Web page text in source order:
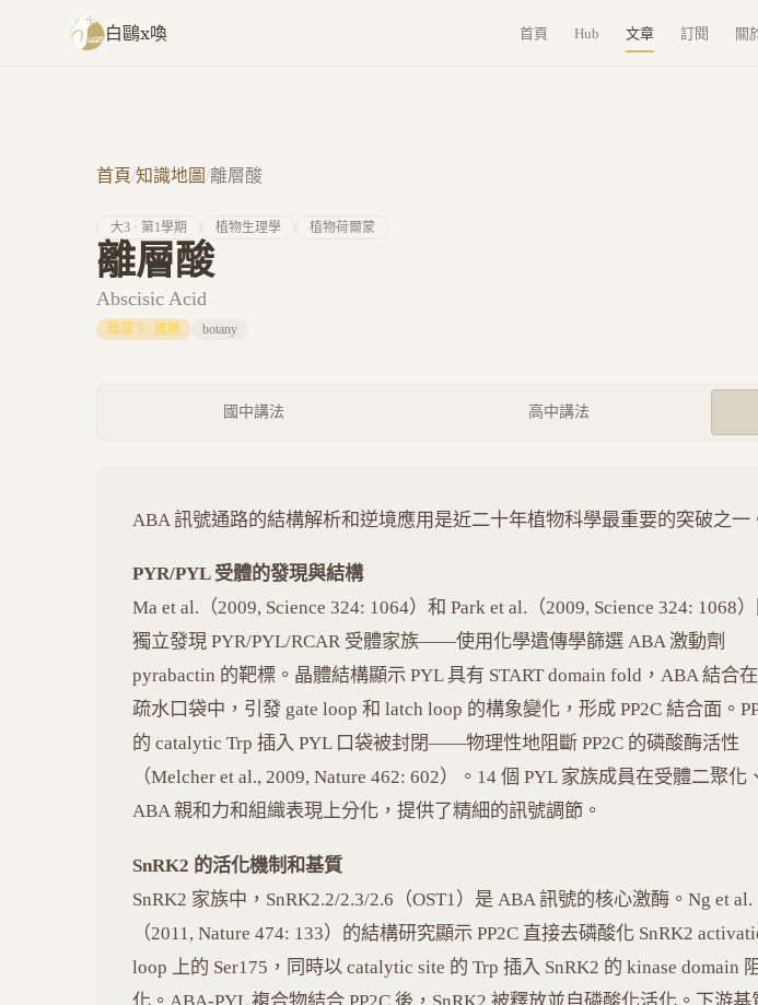
跳至主要內容
白鷗x喚 首頁 Hub 文章 訂閱 關
首頁/知識地圖/離層酸
大3 · 第1學期 植物生理學 植物荷爾蒙
離層酸
Abscisic Acid
難度 3 · 進階 botany
國中講法 高中講法
ABA 訊號通路的結構解析和逆境應用是近二十年植物科學最重要的突破之一
PYR/PYL 受體的發現與結構
Ma et al.（2009, Science 324: 1064）和 Park et al.（2009, Science 324: 1068
獨立發現 PYR/PYL/RCAR 受體家族——使用化學遺傳學篩選 ABA 激動劑
pyrabactin 的靶標。晶體結構顯示 PYL 具有 START domain fold，ABA 結合
疏水口袋中，引發 gate loop 和 latch loop 的構象變化，形成 PP2C 結合面。
的 catalytic Trp 插入 PYL 口袋被封閉——物理性地阻斷 PP2C 的磷酸酶活性
（Melcher et al., 2009, Nature 462: 602）。14 個 PYL 家族成員在受體二聚化、
ABA 親和力和組織表現上分化，提供了精細的訊號調節。
SnRK2 的活化機制和基質
SnRK2 家族中，SnRK2.2/2.3/2.6（OST1）是 ABA 訊號的核心激酶。Ng et al.
（2011, Nature 474: 133）的結構研究顯示 PP2C 直接去磷酸化 SnRK2
loop 上的 Ser175，同時以 catalytic site 的 Trp 插入 SnRK2 的 kinase domain